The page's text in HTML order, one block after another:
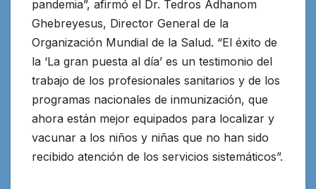
pandemia”, afirmó el Dr. Tedros Adhanom
Ghebreyesus, Director General de la
Organización Mundial de la Salud. “El éxito de
la ‘La gran puesta al día’ es un testimonio del
trabajo de los profesionales sanitarios y de los
programas nacionales de inmunización, que
ahora están mejor equipados para localizar y
vacunar a los niños y niñas que no han sido
recibido atención de los servicios sistemáticos”.